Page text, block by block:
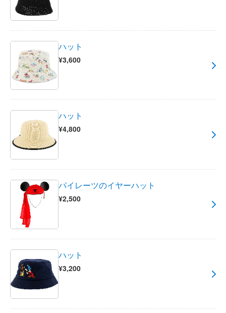
ハット
¥3,600
ハット
¥4,800
パイレーツのイヤーハット
¥2,500
ハット
¥3,200